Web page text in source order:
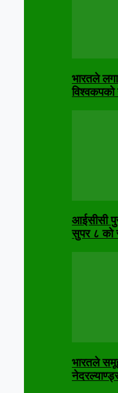
भारतले
विश्वकपको
आईसीसी
सुपर ८ को
भारतले